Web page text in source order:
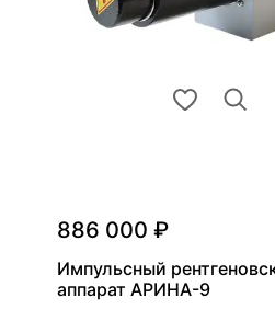
886 000 ₽
Импульсный
аппарат АРИНА-9